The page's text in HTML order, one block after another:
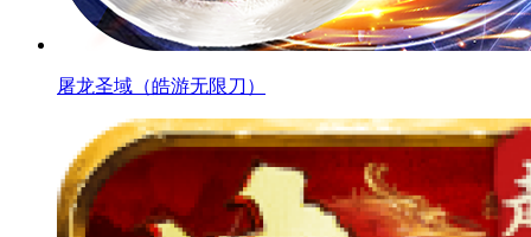
屠龙圣域（皓游无限刀）